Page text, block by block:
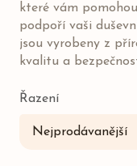
které vám
podpoří vaši
jsou vyrobeny z
kvalitu a
Řazení
Nejprodávanější